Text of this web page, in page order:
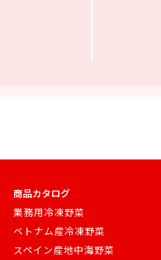
商品カタログ
業務用冷凍野菜
ベトナム産冷凍野菜
スペイン産地中海野菜